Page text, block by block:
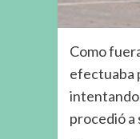
Como
efectuaba
intentando
procedió a